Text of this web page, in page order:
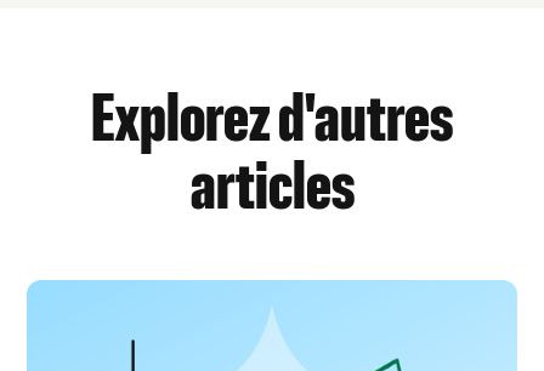
Explorez d'autres
articles